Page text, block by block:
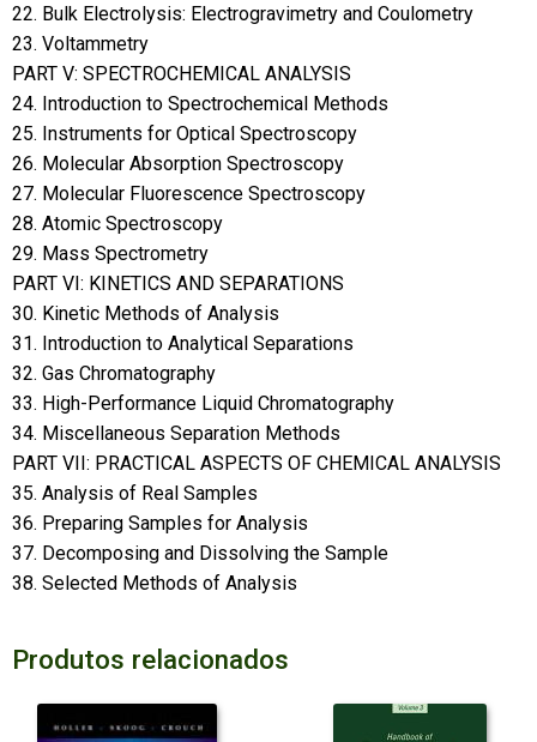
22. Bulk Electrolysis: Electrogravimetry and Coulometry
23. Voltammetry
PART V: SPECTROCHEMICAL ANALYSIS
24. Introduction to Spectrochemical Methods
25. Instruments for Optical Spectroscopy
26. Molecular Absorption Spectroscopy
27. Molecular Fluorescence Spectroscopy
28. Atomic Spectroscopy
29. Mass Spectrometry
PART VI: KINETICS AND SEPARATIONS
30. Kinetic Methods of Analysis
31. Introduction to Analytical Separations
32. Gas Chromatography
33. High-Performance Liquid Chromatography
34. Miscellaneous Separation Methods
PART VII: PRACTICAL ASPECTS OF CHEMICAL ANALYSIS
35. Analysis of Real Samples
36. Preparing Samples for Analysis
37. Decomposing and Dissolving the Sample
38. Selected Methods of Analysis
Produtos relacionados